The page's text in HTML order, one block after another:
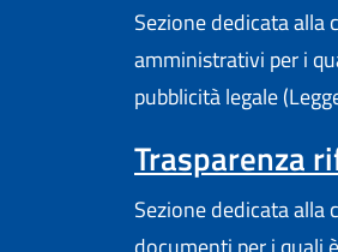
Sezione dedicata alla
amministrativi per i
pubblicità legale
Trasparenza
Sezione dedicata alla